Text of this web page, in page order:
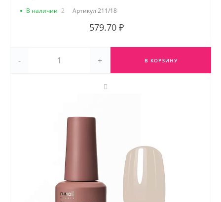
В наличии 2 Артикул 211/18
579.70 ₽
- + В КОРЗИНУ